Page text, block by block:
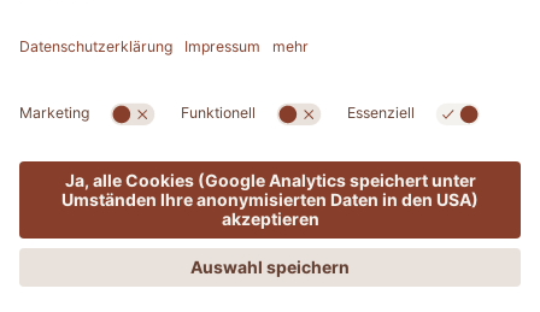
ZU ALLEN RESORTS & RETREATS
CIN: IT021019A1Q2HGZWFP
Barrierefreiheitserklärung.Sitemap .Impressum.Cookie Einstellungen